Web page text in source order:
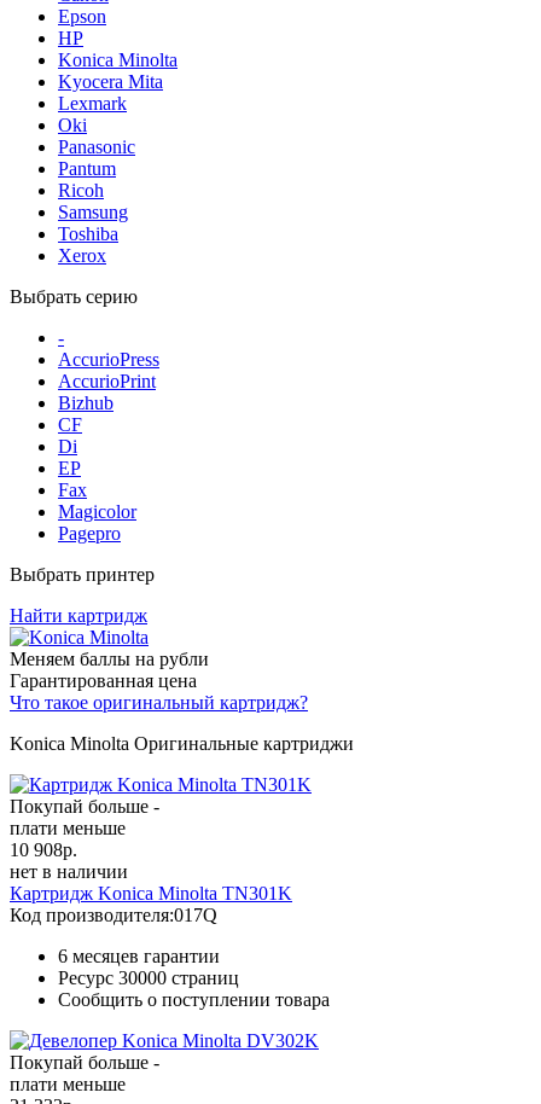
Epson
HP
Konica Minolta
Kyocera Mita
Lexmark
Oki
Panasonic
Pantum
Ricoh
Samsung
Toshiba
Xerox
Выбрать серию
-
AccurioPress
AccurioPrint
Bizhub
CF
Di
EP
Fax
Magicolor
Pagepro
Выбрать принтер
Найти картридж
Меняем баллы на рубли
Гарантированная цена
Что такое оригинальный картридж?
Konica Minolta Оригинальные картриджи
Покупай больше -
плати меньше
10 908р.
нет в наличии
Картридж Konica Minolta TN301K
Код производителя:017Q
6 месяцев гарантии
Ресурс 30000 страниц
Сообщить о поступлении товара
Покупай больше -
плати меньше